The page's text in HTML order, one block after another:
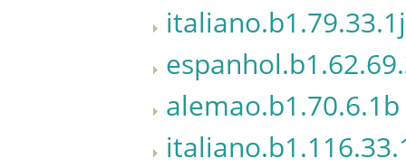
italiano.b1.79.33.1j
alemao.b1.70.6.1b